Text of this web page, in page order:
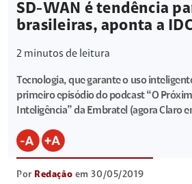
SD-WAN é tendência
brasileiras, aponta a IDC
2 minutos de leitura
Tecnologia, que garante o uso
primeiro episódio do podcast “O
Inteligência” da Embratel (agora Claro
Por Redação em 30/05/2019